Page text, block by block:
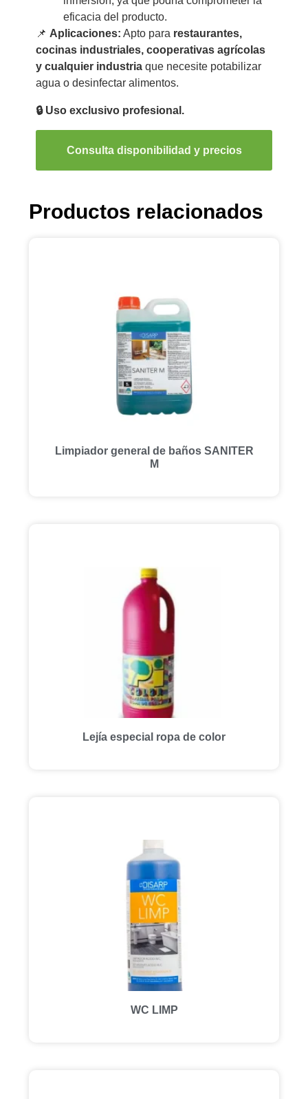
eficacia del producto.
📌 Aplicaciones: Apto para restaurantes,
cocinas industriales, cooperativas agrícolas
y cualquier industriaque necesite potabilizar
agua o desinfectar alimentos.
🔒 Uso exclusivo profesional.
Consulta disponibilidad y precios
Productos relacionados
Limpiador general de baños SANITER
M
Lejía especial ropa de color
WC LIMP